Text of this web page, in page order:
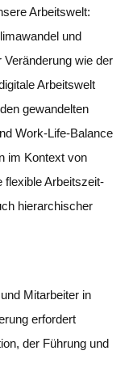
Arbeitswelt:
und
wie der
Arbeitswelt
gewandelten
Work-Life-Balance
im Kontext von
flexible Arbeitszeit-
hierarchischer
Mitarbeiter in
erfordert
der Führung und